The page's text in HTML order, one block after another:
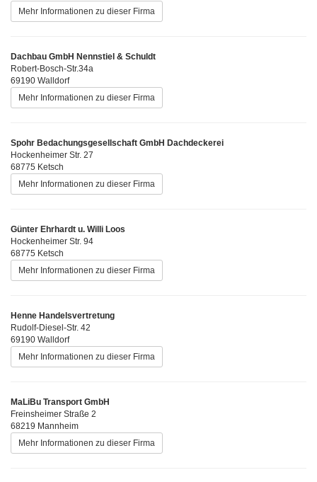
Mehr Informationen zu dieser Firma
Dachbau GmbH Nennstiel & Schuldt
Robert-Bosch-Str.34a
69190 Walldorf
Mehr Informationen zu dieser Firma
Spohr Bedachungsgesellschaft GmbH Dachdeckerei
Hockenheimer Str. 27
68775 Ketsch
Mehr Informationen zu dieser Firma
Günter Ehrhardt u. Willi Loos
Hockenheimer Str. 94
68775 Ketsch
Mehr Informationen zu dieser Firma
Henne Handelsvertretung
Rudolf-Diesel-Str. 42
69190 Walldorf
Mehr Informationen zu dieser Firma
MaLiBu Transport GmbH
Freinsheimer Straße 2
68219 Mannheim
Mehr Informationen zu dieser Firma